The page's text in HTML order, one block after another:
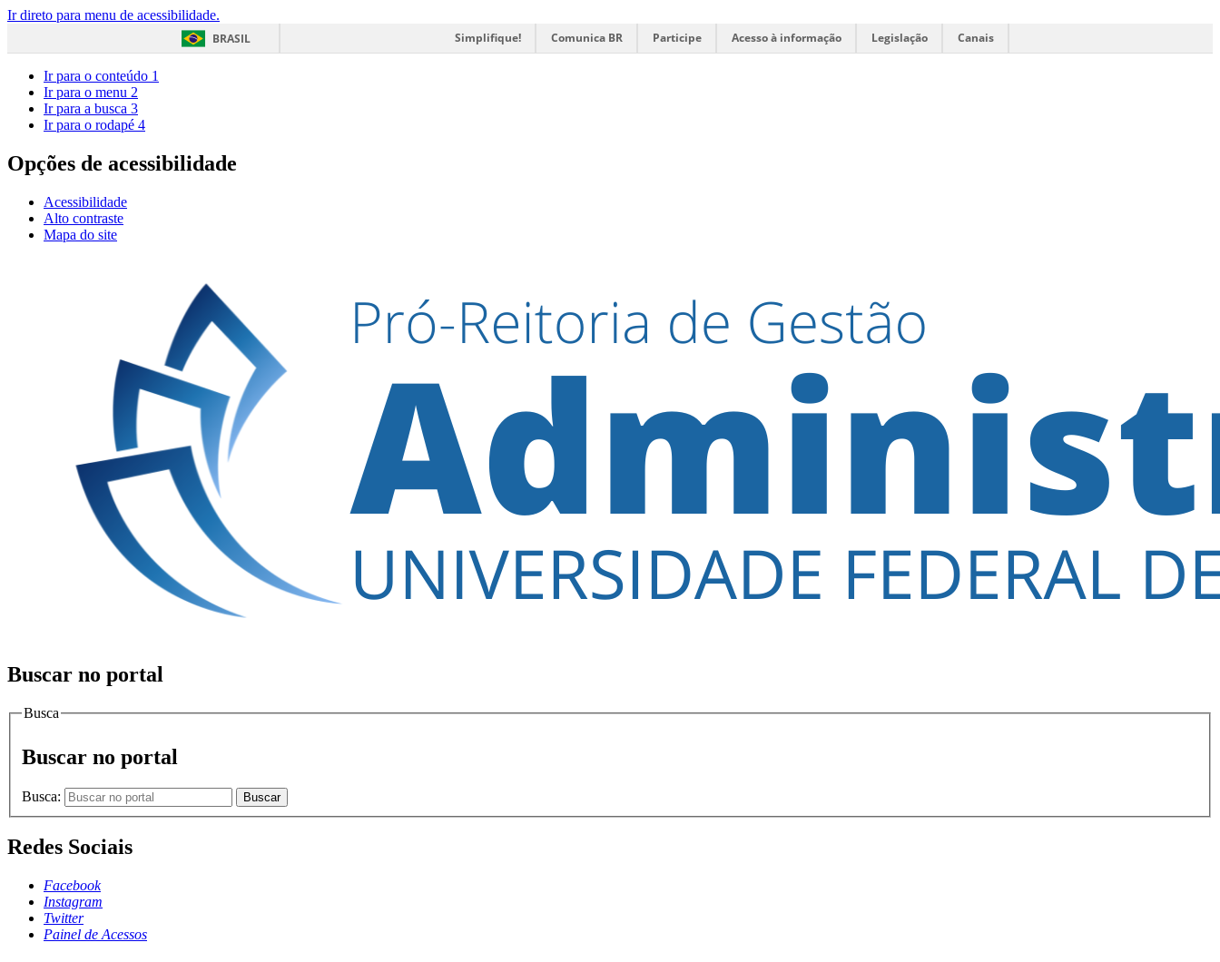
Ir direto para menu de acessibilidade.
BRASIL
Simplifique! Comunica BR Participe Acesso à informação Legislação Canais
Ir para o conteúdo 1
Ir para o menu 2
Ir para a busca 3
Ir para o rodapé 4
Opções de acessibilidade
Acessibilidade
Alto contraste
Mapa do site
Buscar no portal
Busca
Buscar no portal
Busca: Buscar
Redes Sociais
Facebook
Instagram
Twitter
Painel de Acessos